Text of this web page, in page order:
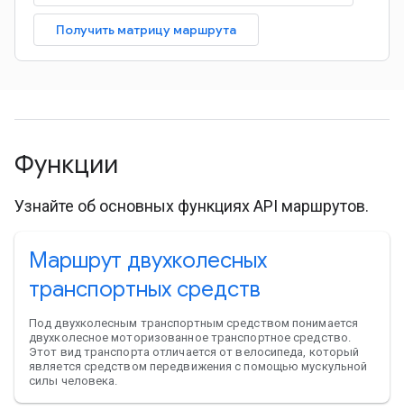
Получить матрицу маршрута
Функции
Узнайте об основных функциях API маршрутов.
Маршрут двухколесных
транспортных средств
Под двухколесным транспортным средством понимается
двухколесное моторизованное транспортное средство.
Этот вид транспорта отличается от велосипеда, который
является средством передвижения с помощью мускульной
силы человека.